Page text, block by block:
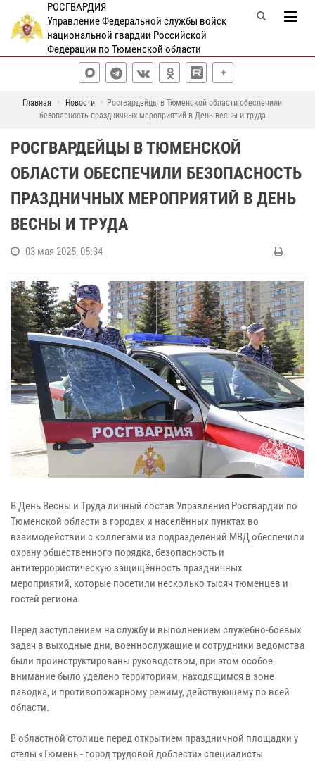
РОСГВАРДИЯ
Управление Федеральной службы войск
национальной гвардии Российской
Федерации по Тюменской области
Главная Новости
Росгвардейцы в Тюменской области обеспечили
безопасность праздничных мероприятий в День весны и труда
РОСГВАРДЕЙЦЫ В ТЮМЕНСКОЙ
ОБЛАСТИ ОБЕСПЕЧИЛИ БЕЗОПАСНОСТЬ
ПРАЗДНИЧНЫХ МЕРОПРИЯТИЙ В ДЕНЬ
ВЕСНЫ И ТРУДА
03 мая 2025, 05:34
В День Весны и Труда личный состав Управления Росгвардии по
Тюменской области в городах и населённых пунктах во
взаимодействии с коллегами из подразделений МВД обеспечили
охрану общественного порядка, безопасность и
антитеррористическую защищённость праздничных
мероприятий, которые посетили несколько тысяч тюменцев и
гостей региона.
Перед заступлением на службу и выполнением служебно-боевых
задач в выходные дни, военнослужащие и сотрудники ведомства
были проинструктированы руководством, при этом особое
внимание было уделено территориям, находящимся в зоне
паводка, и противопожарному режиму, действующему по всей
области.
В областной столице перед открытием праздничной площадки у
стелы «Тюмень - город трудовой доблести» специалисты